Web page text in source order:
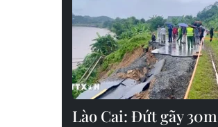
Lào Cai: Đứt gãy 30m